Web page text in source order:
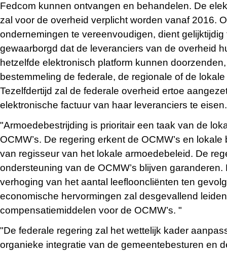
Fedcom kunnen ontvangen en behandelen. De
zal voor de overheid verplicht worden vanaf 2016.
ondernemingen te vereenvoudigen, dient gelijktijdig
gewaarborgd dat de leveranciers van de overheid
hetzelfde elektronisch platform kunnen
bestemmeling de federale, de regionale of de
Tezelfdertijd zal de federale overheid ertoe
elektronische factuur van haar leveranciers te
"Armoedebestrijding is prioritair een taak van de
OCMW’s. De regering erkent de OCMW’s en
van regisseur van het lokale armoedebeleid. De
ondersteuning van de OCMW’s blijven
verhoging van het aantal leeflooncliënten ten
economische hervormingen zal desgevallend
compensatiemiddelen voor de OCMW’s. "
"De federale regering zal het wettelijk kader
organieke integratie van de gemeentebesturen en